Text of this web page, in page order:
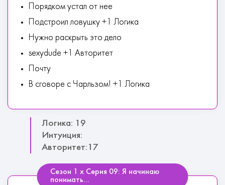
Порядком устал от нее
Подстроил ловушку +1 Логика
Нужно раскрыть это дело
sexydude +1 Авторитет
Почту
В сговоре с Чарльзом! +1 Логика
Логика: 19
Интуиция:
Авторитет:17
Сезон 1 х Серия 09: Я начинаю
понимать...